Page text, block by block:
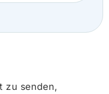
zu senden,